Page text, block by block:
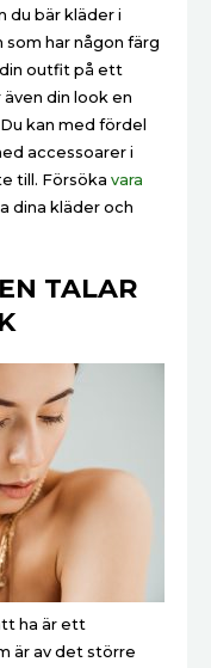
du bär kläder i
som har någon färg
din outfit på ett
din look en
kan med fördel
accessoarer i
till. Försöka vara
dina kläder och
TALAR
ha är ett
är av det större